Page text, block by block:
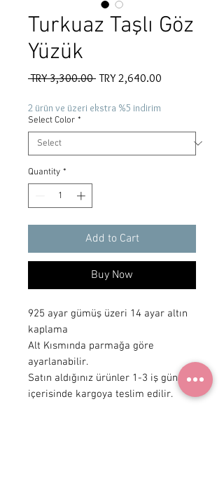
Turkuaz Taşlı Göz
Yüzük
TRY 3,300.00 Regular
TRY 2,640.00
2 ürün ve üzeri ekstra %5 indirim
Select Color *
Quantity *
Add to Cart
Buy Now
925 ayar gümüş üzeri 14 ayar altın
kaplama
Alt Kısmında parmağa göre
ayarlanabilir.
Satın aldığınız ürünler 1-3 iş günü
içerisinde kargoya teslim edilir.